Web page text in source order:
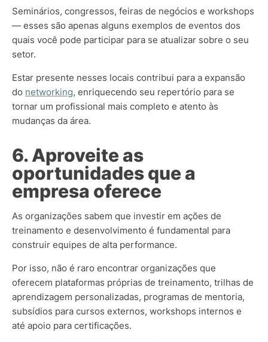
Seminários, congressos, feiras de negócios e workshops
— esses são apenas alguns exemplos de eventos dos
quais você pode participar para se atualizar sobre o seu
setor.
Estar presente nesses locais contribui para a expansão
do networking, enriquecendo seu repertório para se
tornar um profissional mais completo e atento às
mudanças da área.
6. Aproveite as
oportunidades que a
empresa oferece
As organizações sabem que investir em ações de
treinamento e desenvolvimento é fundamental para
construir equipes de alta performance.
Por isso, não é raro encontrar organizações que
oferecem plataformas próprias de treinamento, trilhas de
aprendizagem personalizadas, programas de mentoria,
subsídios para cursos externos, workshops internos e
até apoio para certificações.